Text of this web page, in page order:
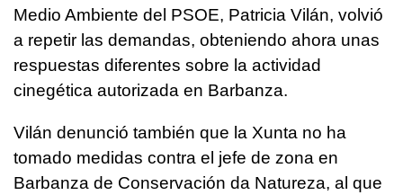
Medio Ambiente del PSOE, Patricia Vilán, volvió
a repetir las demandas, obteniendo ahora unas
respuestas diferentes sobre la actividad
cinegética autorizada en Barbanza.
Vilán denunció también que la Xunta no ha
tomado medidas contra el jefe de zona en
Barbanza de Conservación da Natureza, al que